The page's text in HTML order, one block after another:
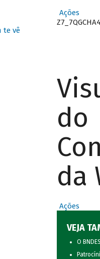
te vê
Ações
do
da
Ações
VEJA
O